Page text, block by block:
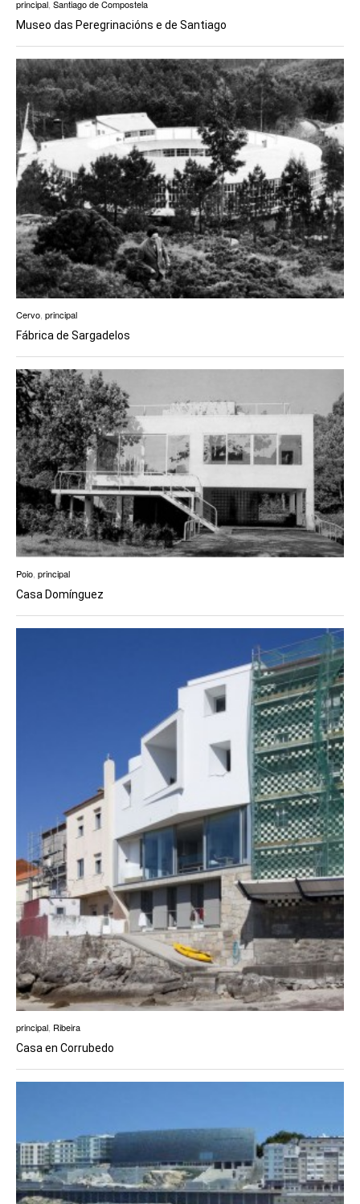
principal Santiago de Compostela
Museo das Peregrinacións e de Santiago
Cervo principal
Fábrica de Sargadelos
Poio principal
Casa Domínguez
principal Ribeira
Casa en Corrubedo